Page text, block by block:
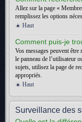
Allez sur la page «
remplissez les options
Haut
Comment puis-je
Vos messages peuvent
le panneau de l’utilisateur
sujets, utilisez la page de
appropriés.
Haut
Surveillance des